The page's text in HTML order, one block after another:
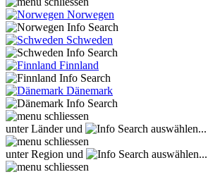
Norwegen
Schweden
Finnland
Dänemark
unter Länder und auswählen...
unter Region und auswählen...